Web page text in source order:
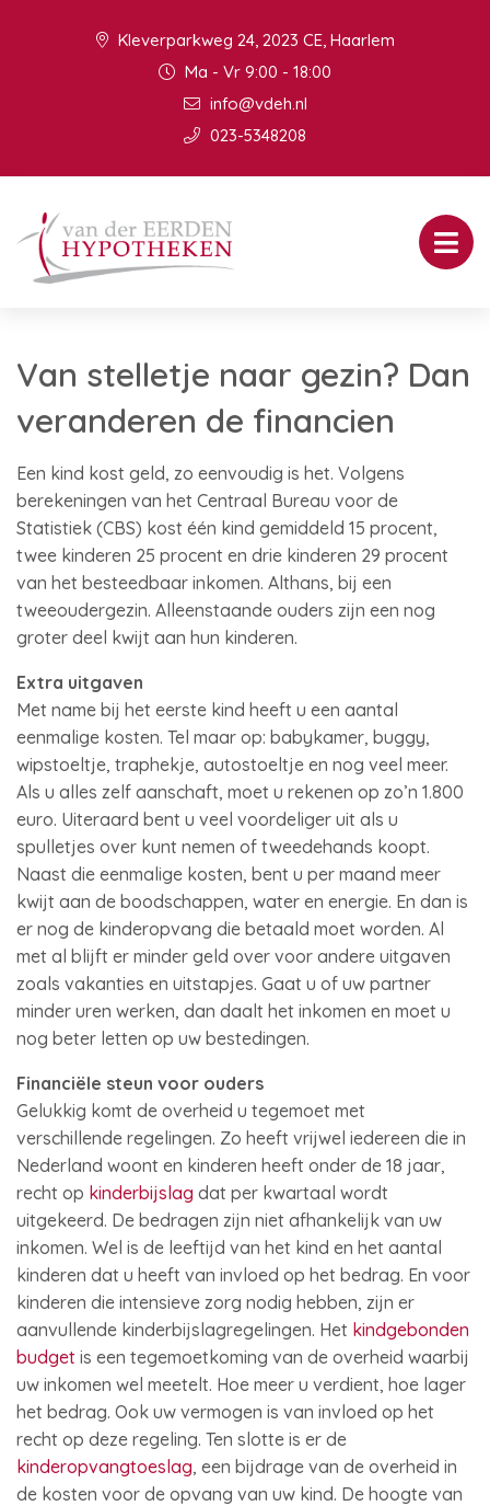
Kleverparkweg 24, 2023 CE, Haarlem
Ma - Vr 9:00 - 18:00
info@vdeh.nl
023-5348208
Van stelletje naar gezin? Dan
veranderen de financien
Een kind kost geld, zo eenvoudig is het. Volgens
berekeningen van het Centraal Bureau voor de
Statistiek (CBS) kost één kind gemiddeld 15 procent,
twee kinderen 25 procent en drie kinderen 29 procent
van het besteedbaar inkomen. Althans, bij een
tweeoudergezin. Alleenstaande ouders zijn een nog
groter deel kwijt aan hun kinderen.
Extra uitgaven
Met name bij het eerste kind heeft u een aantal
eenmalige kosten. Tel maar op: babykamer, buggy,
wipstoeltje, traphekje, autostoeltje en nog veel meer.
Als u alles zelf aanschaft, moet u rekenen op zo’n 1.800
euro. Uiteraard bent u veel voordeliger uit als u
spulletjes over kunt nemen of tweedehands koopt.
Naast die eenmalige kosten, bent u per maand meer
kwijt aan de boodschappen, water en energie. En dan is
er nog de kinderopvang die betaald moet worden. Al
met al blijft er minder geld over voor andere uitgaven
zoals vakanties en uitstapjes. Gaat u of uw partner
minder uren werken, dan daalt het inkomen en moet u
nog beter letten op uw bestedingen.
Financiële steun voor ouders
Gelukkig komt de overheid u tegemoet met
verschillende regelingen. Zo heeft vrijwel iedereen die in
Nederland woont en kinderen heeft onder de 18 jaar,
recht op kinderbijslag dat per kwartaal wordt
uitgekeerd. De bedragen zijn niet afhankelijk van uw
inkomen. Wel is de leeftijd van het kind en het aantal
kinderen dat u heeft van invloed op het bedrag. En voor
kinderen die intensieve zorg nodig hebben, zijn er
aanvullende kinderbijslagregelingen. Het kindgebonden
budget is een tegemoetkoming van de overheid waarbij
uw inkomen wel meetelt. Hoe meer u verdient, hoe lager
het bedrag. Ook uw vermogen is van invloed op het
recht op deze regeling. Ten slotte is er de
kinderopvangtoeslag, een bijdrage van de overheid in
de kosten voor de opvang van uw kind. De hoogte van